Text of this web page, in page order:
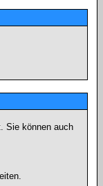
Sie können auch